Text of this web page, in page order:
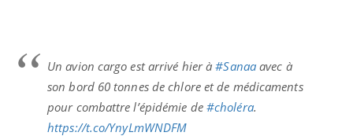
Un avion cargo est arrivé hier à#Sanaaavec à
son bord 60 tonnes de chlore et de médicaments
pour combattre l’épidémie de #choléra.
https://t.co/YnyLmWNDFM